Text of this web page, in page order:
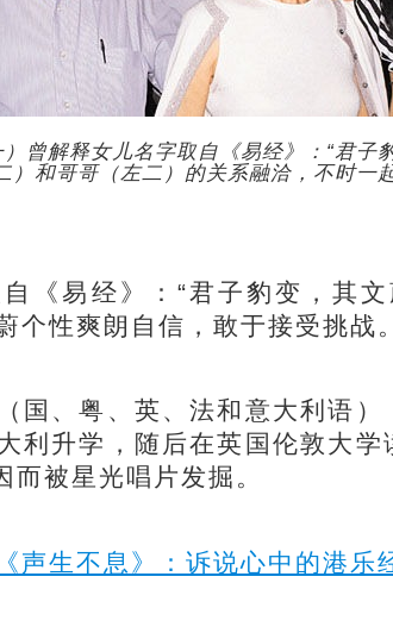
曾解释女儿名字取自《易经》：“君子
）和哥哥（左二）的关系融洽，不时一
易经》：“君子豹变，其文
个性爽朗自信，敢于接受挑战。
、粤、英、法和意大利语）
利升学，随后在英国伦敦大学
被星光唱片发掘。
声生不息》：诉说心中的港乐